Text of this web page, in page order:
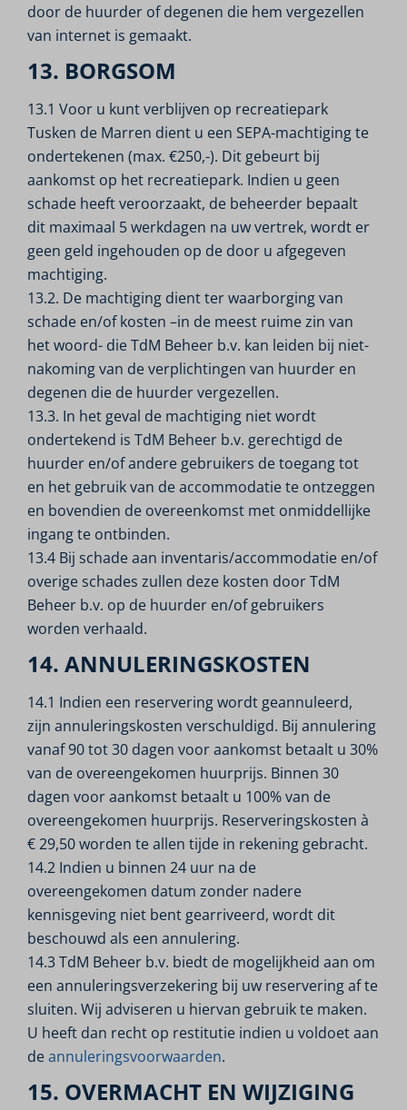
door de huurder of degenen die hem vergezellen
van internet is gemaakt.
13. BORGSOM
13.1 Voor u kunt verblijven op recreatiepark
Tusken de Marren dient u een SEPA-machtiging te
ondertekenen (max. €250,-). Dit gebeurt bij
aankomst op het recreatiepark. Indien u geen
schade heeft veroorzaakt, de beheerder bepaalt
dit maximaal 5 werkdagen na uw vertrek, wordt er
geen geld ingehouden op de door u afgegeven
machtiging.
13.2. De machtiging dient ter waarborging van
schade en/of kosten –in de meest ruime zin van
het woord- die TdM Beheer b.v. kan leiden bij niet-
nakoming van de verplichtingen van huurder en
degenen die de huurder vergezellen.
13.3. In het geval de machtiging niet wordt
ondertekend is TdM Beheer b.v. gerechtigd de
huurder en/of andere gebruikers de toegang tot
en het gebruik van de accommodatie te ontzeggen
en bovendien de overeenkomst met onmiddellijke
ingang te ontbinden.
13.4 Bij schade aan inventaris/accommodatie en/of
overige schades zullen deze kosten door TdM
Beheer b.v. op de huurder en/of gebruikers
worden verhaald.
14. ANNULERINGSKOSTEN
14.1 Indien een reservering wordt geannuleerd,
zijn annuleringskosten verschuldigd. Bij annulering
vanaf 90 tot 30 dagen voor aankomst betaalt u 30%
van de overeengekomen huurprijs. Binnen 30
dagen voor aankomst betaalt u 100% van de
overeengekomen huurprijs. Reserveringskosten à
€ 29,50 worden te allen tijde in rekening gebracht.
14.2 Indien u binnen 24 uur na de
overeengekomen datum zonder nadere
kennisgeving niet bent gearriveerd, wordt dit
beschouwd als een annulering.
14.3 TdM Beheer b.v. biedt de mogelijkheid aan om
een annuleringsverzekering bij uw reservering af te
sluiten. Wij adviseren u hiervan gebruik te maken.
U heeft dan recht op restitutie indien u voldoet aan
deannuleringsvoorwaarden.
15. OVERMACHT EN WIJZIGING